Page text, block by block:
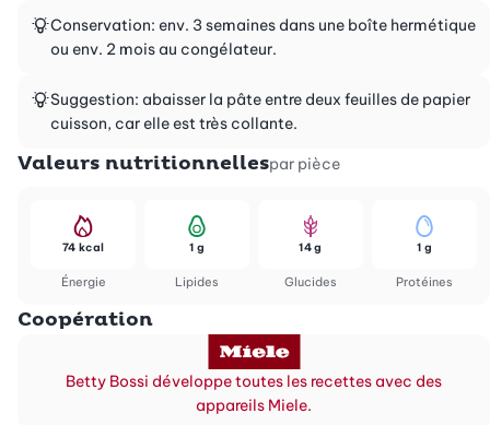
Conservation: env. 3 semaines dans une boîte hermétique
ou env. 2 mois au congélateur.
Suggestion: abaisser la pâte entre deux feuilles de papier
cuisson, car elle est très collante.
Valeurs nutritionnellespar pièce
Énergie
74 kcal
Lipides
1 g
Glucides
14 g
Protéines
1 g
Coopération
Betty Bossi développe toutes les recettes avec des
appareils Miele.